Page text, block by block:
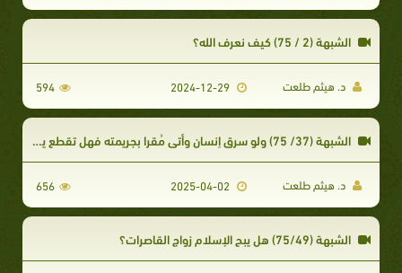
الشبهة (2 / 75) كيف نعرف الله؟
د. هيثم طلعت 2024-12-29
594
الشبهة (37/ 75) ولو سرق إنسان وأتى مُقرا بجريمته فهل تقطع يده؟
د. هيثم طلعت 656
الشبهة (75/49) هل يبح الإسلام زواج القاصرات؟